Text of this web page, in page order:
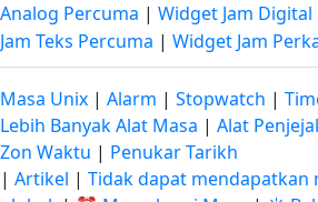
Analog Percuma | Widget Jam Digital
Jam Teks Percuma | Widget Jam
Masa Unix | Alarm | Stopwatch |
Lebih Banyak Alat Masa | Alat
Zon Waktu | Penukar Tarikh
| Artikel | Tidak dapat